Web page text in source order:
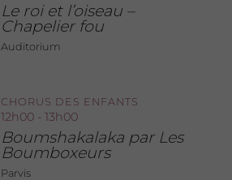
Le roi et l’oiseau –
Chapelier fou
Auditorium
CHORUS DES ENFANTS
12h00 - 13h00
Boumshakalaka par Les
Boumboxeurs
Parvis